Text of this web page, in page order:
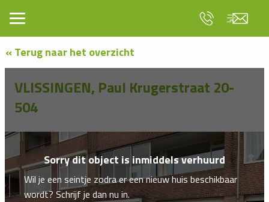
« Terug naar het overzicht
Sorry dit object is inmiddels verhuurd
Wil je een seintje zodra er een nieuw huis beschikbaar
wordt? Schrijf je dan nu in.
VLISSINGEN, Paul Krugerstraat 20-
504